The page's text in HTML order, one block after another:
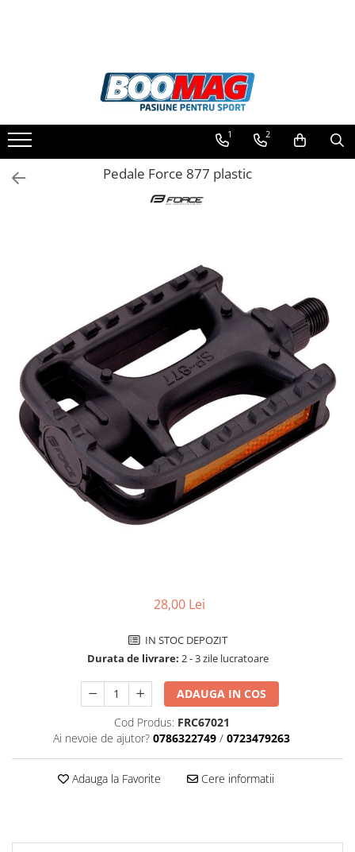
Biciclete copii
Biciclete dama
Biciclete mountain bike (MTB)
Biciclete de trekking
Accesorii biciclete
Scaun bicicleta copii
Chei si scule bicicleta
Portbagaj bicicleta
Antifurt bicicleta
Cosuri bicicleta
Suport telefon bicicleta
Oglinzi bicicleta
Cricuri bicicleta
Aparatori noroi bicicleta
Suport bicicleta
Computer bicicleta
1 2
Pedale Force 877 plastic
28,00 Lei
IN STOC DEPOZIT
Durata de livrare: 2 - 3 zile lucratoare
ADAUGA IN COS
Cod Produs: FRC67021
Ai nevoie de ajutor? 0786322749 / 0723479263
Adauga la Favorite Cere informatii